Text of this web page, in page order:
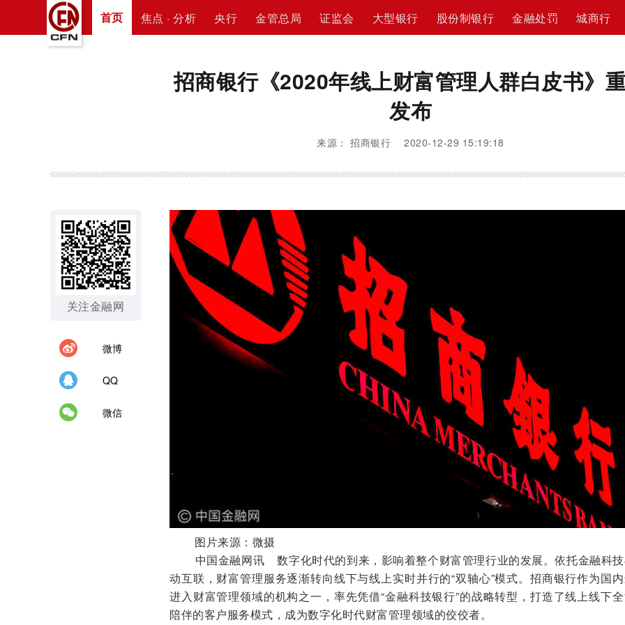
首页 焦点 · 分析 央行 金管总局 证监会 大型银行 股份制银行 金融处罚 城商行
招商银行《2020年线上财富管理人群白皮书》
发布
来源： 招商银行 2020-12-29 15:19:18
关注金融网
微博
QQ
微信
图片来源：微摄
中国金融网讯数字化时代的到来，影响着整个财富管理行业的发展。依托金融科
动互联，财富管理服务逐渐转向线下与线上实时并行的“双轴心”模式。招商银行作为国
进入财富管理领域的机构之一，率先凭借“金融科技银行”的战略转型，打造了线上线下
陪伴的客户服务模式，成为数字化时代财富管理领域的佼佼者。